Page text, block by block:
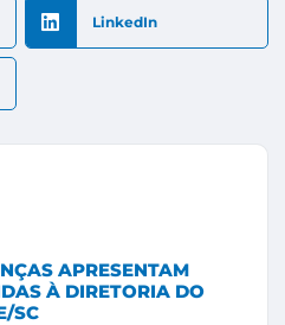
LinkedIn
APRESENTAM
À DIRETORIA DO
SC